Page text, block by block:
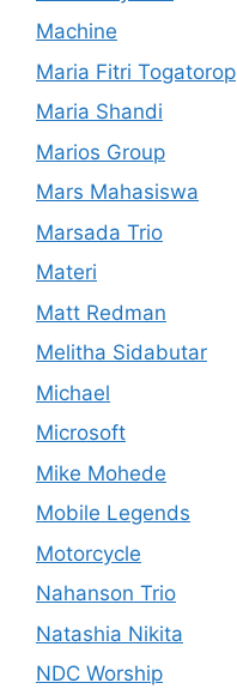
Machine
Maria Fitri Togatorop
Maria Shandi
Marios Group
Mars Mahasiswa
Marsada Trio
Materi
Matt Redman
Melitha Sidabutar
Michael
Microsoft
Mike Mohede
Mobile Legends
Motorcycle
Nahanson Trio
Natashia Nikita
NDC Worship